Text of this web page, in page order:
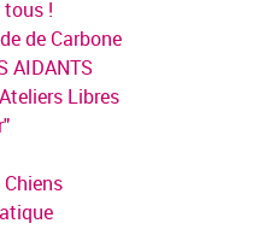
tous !
de Carbone
AIDANTS
Libres